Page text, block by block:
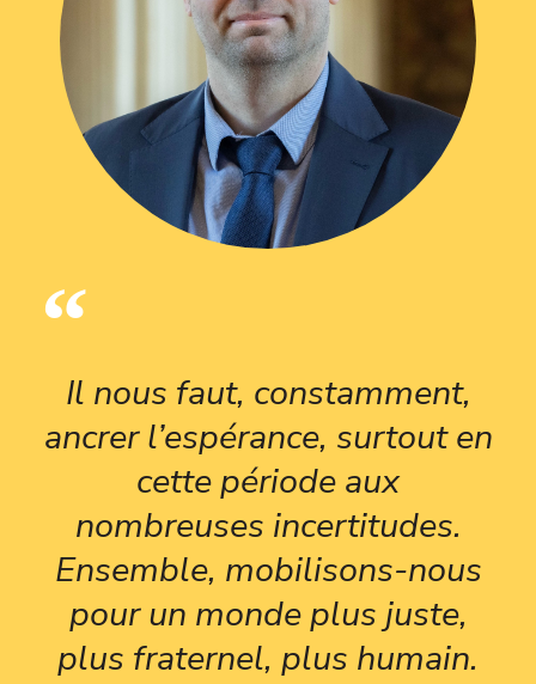
Il nous faut, constamment,
ancrer l’espérance, surtout en
cette période aux
nombreuses incertitudes.
Ensemble, mobilisons-nous
pour un monde plus juste,
plus fraternel, plus humain.